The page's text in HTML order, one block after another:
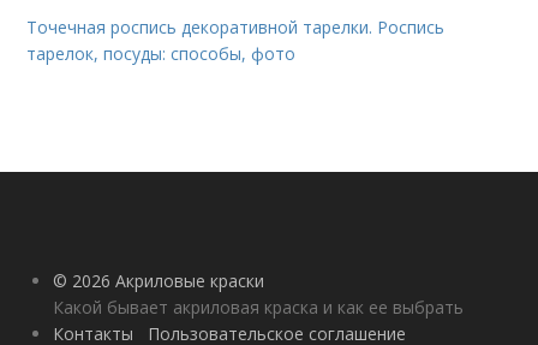
Точечная роспись декоративной тарелки. Роспись
тарелок, посуды: способы, фото
© 2026 Акриловые краски
Какой бывает акриловая краска и как ее выбрать
Контакты
Пользовательское соглашение